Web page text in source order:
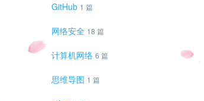
GitHub 1 篇
网络安全 18 篇
计算机网络 6 篇
思维导图 1 篇